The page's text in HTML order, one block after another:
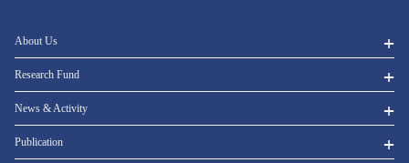
About Us
Research Fund
News & Activity
Publication